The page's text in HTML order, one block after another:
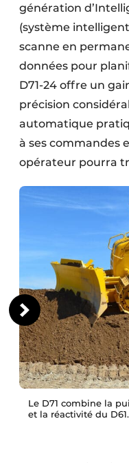
génération
(système
scanne en
données pour
D71-24 offre un
précision
automatique
à ses commandes
opérateur pourra
Le D71 combine la
et la réactivité du D61.